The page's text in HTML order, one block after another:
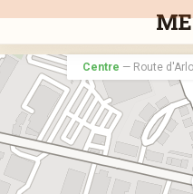
TOUS LES
Centre —Route